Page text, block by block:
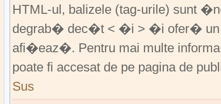
HTML-ul, balizele (tag-urile) sunt
degrab� dec�t < �i > �i ofer� un
afi�eaz�. Pentru mai multe
poate fi accesat de pe pagina de
Sus